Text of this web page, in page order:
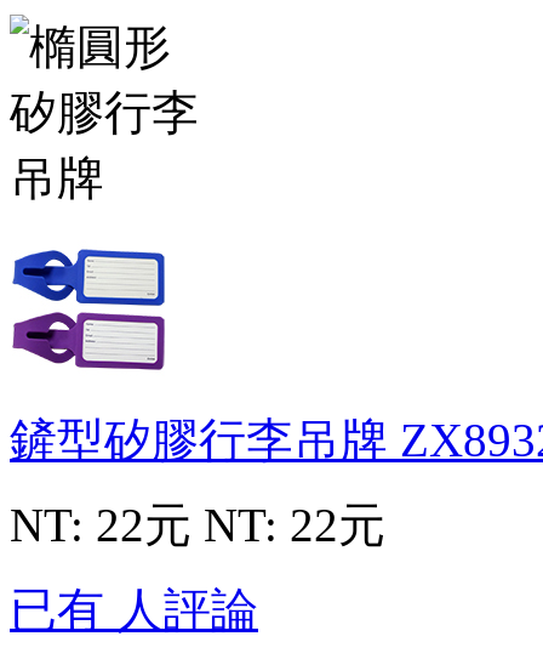
鏟型矽膠行李吊牌
NT: 22元 NT: 22元
已有 人評論